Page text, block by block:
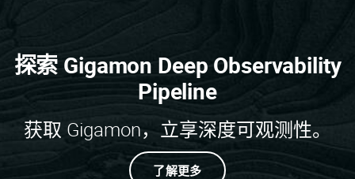
探索 Gigamon Deep Observability
Pipeline
获取 Gigamon，立享深度可观测性。
了解更多